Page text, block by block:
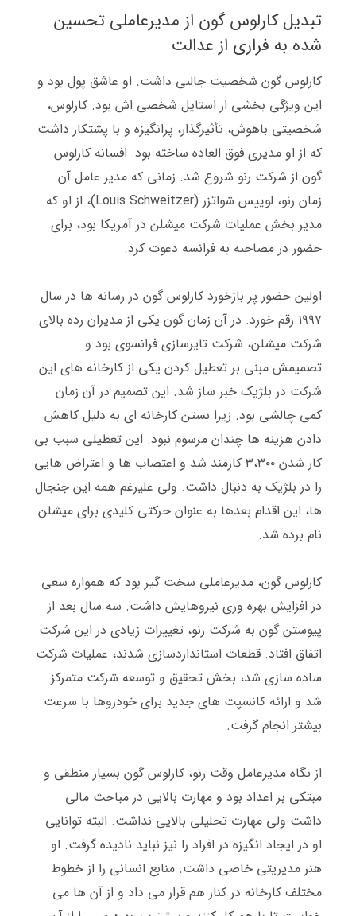
تبدیلکارلوسگون از مدیرعاملی تحسین
شده به فراری از عدالت
کارلوس گون شخصیت جالبی داشت. او عاشق پول بود و
این ویژگی بخشی از استایل شخصی اش بود. کارلوس،
شخصیتی باهوش، تأثیرگذار، پرانگیزه و با پشتکار داشت
که از او مدیری فوق العاده ساخته بود. افسانه کارلوس
گون از شرکت رنو شروع شد. زمانی که مدیر عامل آن
زمان رنو، لوییس شواتزر (Louis Schweitzer)
، از او که
مدیر بخش عملیات شرکت میشلن در آمریکا بود، برای
حضور در مصاحبه به فرانسه دعوت کرد.
اولین حضور پر بازخورد کارلوس گون در رسانه ها در سال
۱۹۹۷ رقم خورد
. در آن زمان گون یکی از مدیران رده بالای
شرکت میشلن، شرکت تایرسازی فرانسوی بود و
تصمیمش مبنی بر تعطیل کردن یکی از کارخانه های این
شرکت در بلژیک خبر ساز شد. این تصمیم در آن زمان
کمی چالشی بود. زیرا بستن کارخانه ای به دلیل کاهش
دادن هزینه ها چندان مرسوم نبود. این تعطیلی سبب بی
کار شدن ۳،۳۰۰ کارمند شد و اعتصاب ها و اعتراض هایی
را در بلژیک به دنبال داشت. ولی علیرغم همه این جنجال
ها، این اقدام بعدها به عنوان حرکتی کلیدی برای میشلن
نام برده شد.
کارلوس گون، مدیرعاملی سخت گیر بود که همواره سعی
در افزایش بهره وری نیروهایش داشت. سه سال بعد از
پیوستن گون به شرکت رنو، تغییرات زیادی در این شرکت
اتفاق افتاد. قطعات استانداردسازی شدند، عملیات شرکت
ساده سازی شد، بخش تحقیق و توسعه شرکت متمرکز
شد و ارائه کانسپت های جدید برای خودروها با سرعت
بیشتر انجام گرفت.
از نگاه مدیرعامل وقت رنو، کارلوس گون بسیار منطقی و
مبتکی بر اعداد بود و مهارت بالایی در مباحث مالی
داشت ولی مهارت تحلیلی بالایی نداشت. البته توانایی
او در ایجاد انگیزه در افراد را نیز نباید نادیده گرفت. او
هنر مدیریتی خاصی داشت. منابع انسانی را از خطوط
مختلف کارخانه در کنار هم قرار می داد و از آن ها می